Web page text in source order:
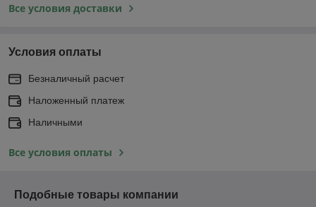
Все условия доставки
Условия оплаты
Безналичный расчет
Наложенный платеж
Наличными
Все условия оплаты
Подобные товары компании